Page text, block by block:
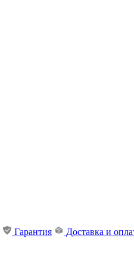
Гарантия Доставка и